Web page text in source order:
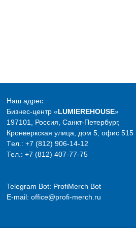
Наш адрес:
Бизнес-центр «LUMIEREHOUSE»
197101, Россия, Санкт-Петербург,
Кронверкская улица, дом 5, офис 515
Tел.: +7 (812) 906-14-12
Тел.: +7 (812) 407-77-75
Telegram Bot: ProfiMerch Bot
E-mail: office@profi-merch.ru